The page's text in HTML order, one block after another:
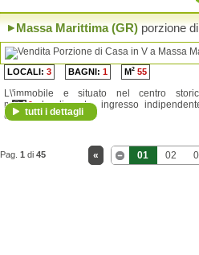
Massa Marittima (GR) porzione
LOCALI: 3 BAGNI: 1 M2 55
L\'immobile e situato nel centro
medievale di prata, ingresso
completamente ri...
9
tutti i dettagli
Pag. 1 di 45 01 02
«